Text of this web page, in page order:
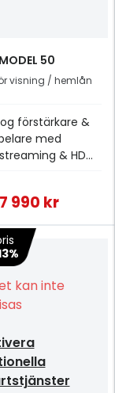
50
visning / hemlån
förstärkare &
med
& HDMI
990 kr
kan inte